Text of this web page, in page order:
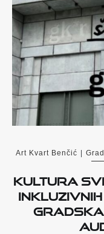
Art Kvart Benčić |
Kultura